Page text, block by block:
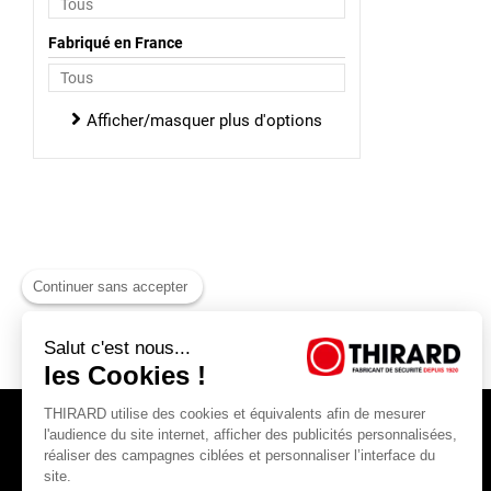
Fabriqué en France
Afficher/masquer plus d'options
Continuer sans accepter
Salut c'est nous...
les Cookies !
THIRARD utilise des cookies et équivalents afin de mesurer
l'audience du site internet, afficher des publicités personnalisées,
réaliser des campagnes ciblées et personnaliser l’interface du
site.